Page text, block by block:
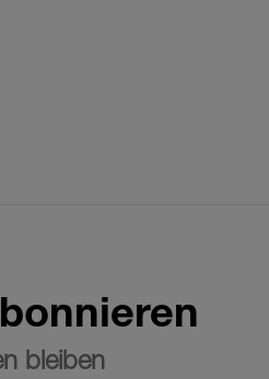
bleiben